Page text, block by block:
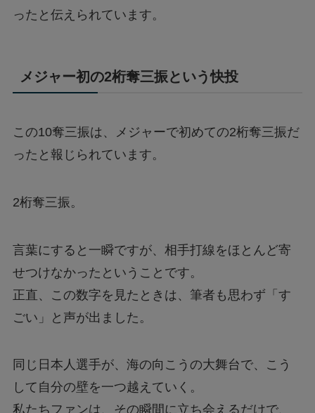
ったと伝えられています。
メジャー初の2桁奪三振という快投
この10奪三振は、メジャーで初めての2桁奪三振だ
ったと報じられています。
2桁奪三振。
言葉にすると一瞬ですが、相手打線をほとんど寄
せつけなかったということです。
正直、この数字を見たときは、筆者も思わず「す
ごい」と声が出ました。
同じ日本人選手が、海の向こうの大舞台で、こう
して自分の壁を一つ越えていく。
私たちファンは、その瞬間に立ち会えるだけで、